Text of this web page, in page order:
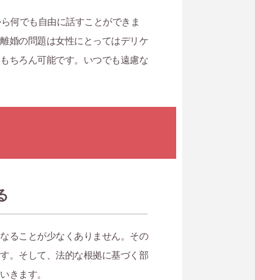
何でも自由に話すことができま
婚の問題は女性にとってはデリケ
ちろん可能です。いつでも遠慮な
ることが少なくありません。その
。そして、法的な根拠に基づく部
きます。